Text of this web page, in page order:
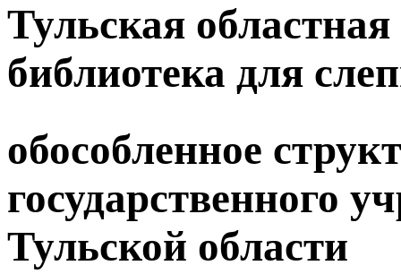
Тульская
библиотека для
обособленное
государственного
Тульской области